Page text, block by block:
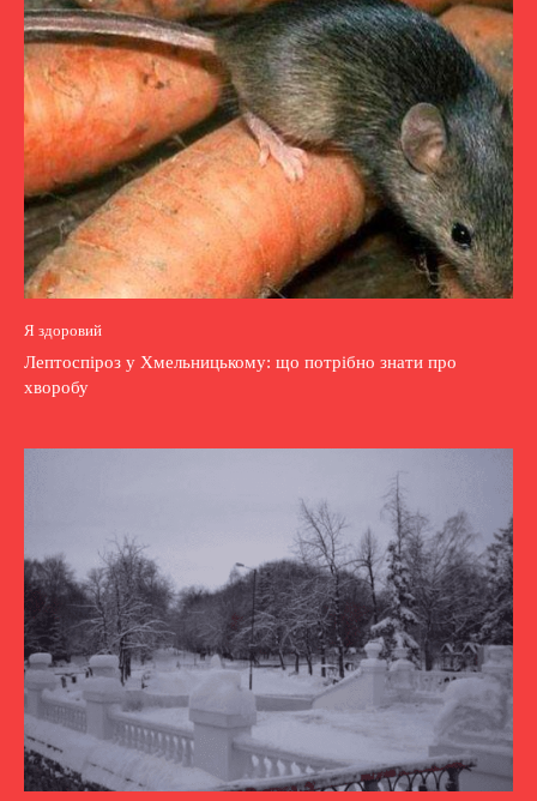
Я здоровий
Лептоспіроз у Хмельницькому: що потрібно знати про
хворобу